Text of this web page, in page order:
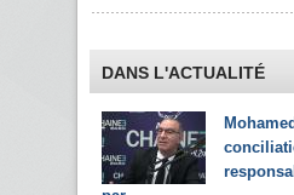
DANS L'ACTUALITÉ